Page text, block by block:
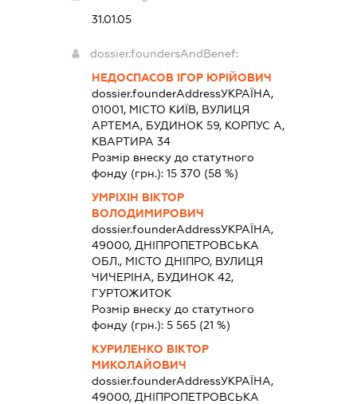
31.01.05
dossier.foundersAndBenef:
НЕДОСПАСОВ ІГОР ЮРІЙОВИЧ
dossier.founderAddressУКРАЇНА,
01001, МІСТО КИЇВ, ВУЛИЦЯ
АРТЕМА, БУДИНОК 59, КОРПУС А,
КВАРТИРА 34
Розмір внеску до статутного
фонду (грн.): 15 370 (58 %)
УМРІХІН ВІКТОР
ВОЛОДИМИРОВИЧ
dossier.founderAddressУКРАЇНА,
49000, ДНІПРОПЕТРОВСЬКА
ОБЛ., МІСТО ДНІПРО, ВУЛИЦЯ
ЧИЧЕРІНА, БУДИНОК 42,
ГУРТОЖИТОК
Розмір внеску до статутного
фонду (грн.): 5 565(21 %)
КУРИЛЕНКО ВІКТОР
МИКОЛАЙОВИЧ
dossier.founderAddressУКРАЇНА,
49000, ДНІПРОПЕТРОВСЬКА